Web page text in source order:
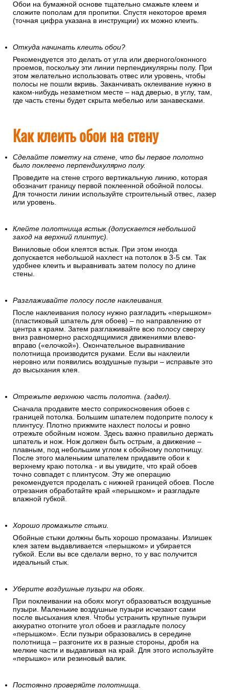
Обои на бумажной основе тщательно смажьте клеем и
сложите пополам для пропитки. Спустя некоторое время
(точная цифра указана в инструкции) их можно клеить.
Откуда начинать клеить обои?
Рекомендуется это делать от угла или дверного/оконного
проемов, поскольку эти линии перпендикулярны полу. При
этом желательно использовать отвес или уровень, чтобы
полосы не пошли вкривь. Заканчивать оклеивание нужно в
каком-нибудь незаметном месте – над дверью, в углу, там,
где часть стены будет скрыта мебелью или занавесками.
Как клеить обои на стену
Сделайте пометку на стене, что бы первое полотно
было поклеено перпендикулярно полу.
Проведите на стене строго вертикальную линию, которая
обозначит границу первой поклеенной обойной полосы.
Для точности линии используйте строительный отвес, лазер
или уровень.
Клейте полотнища встык.(допускается небольшой
заход на верхний плинтус).
Виниловые обои клеятся встык. При этом иногда
допускается небольшой нахлест на потолок в 3-5 см. Так
удобнее клеить и выравнивать затем полосу по длине
стены.
Разглаживайте полосу после наклеивания.
После наклеивания полосу нужно разгладить «перышком»
(пластиковый шпатель для обоев) – по направлению от
центра к краям. Затем разглаживайте всю полосу сверху
вниз равномерно расходящимися движениями влево-
вправо («елочкой»). Окончательное выравнивание
полотнища производится руками. Если вы наклеили
неровно или появились воздушные пузыри – исправьте это
до высыхания клея.
Отрежьте верхнюю часть полотна. (задел).
Сначала продавите место соприкосновения обоев с
границей потолка. Большим шпателем подоприте полосу к
плинтусу. Плотно прижмите нахлест полосы и ровно
отрежьте обойным ножом. Здесь важно правильно держать
шпатель и нож. Нож должен быть острым, а движение –
плавным, под небольшим углом к обойному полотнищу.
После этого маленьким шпателем придавите обои к
верхнему краю потолка - и вы увидите, что край обоев
точно совпадет с плинтусом. Эту же операцию
рекомендуется проделать с нижней границей обоев. После
отрезания обработайте край «перышком» и разгладьте
влажной губкой.
Хорошо промажьте стыки.
Обойные стыки должны быть хорошо промазаны. Излишек
клея затем выдавливается «перышком» и убирается
губкой. Если вы все сделали верно, то у вас получится
идеальный стык.
Уберите воздушные пузыри на обоях.
При поклеивании на обоях могут образоваться воздушные
пузыри. Маленькие воздушные пузыри исчезают сами
после высыхания клея. Чтобы устранить крупные пузыри
аккуратно отогните угол обоев и разгладьте полосу
«перышком». Если пузыри образовались в середине
полотнища – разгоните их в разные стороны, дробя на
мелкие части и выдавливая на край. Для этого используйте
«перышко» или резиновый валик.
Постоянно проверяйте полотнища.